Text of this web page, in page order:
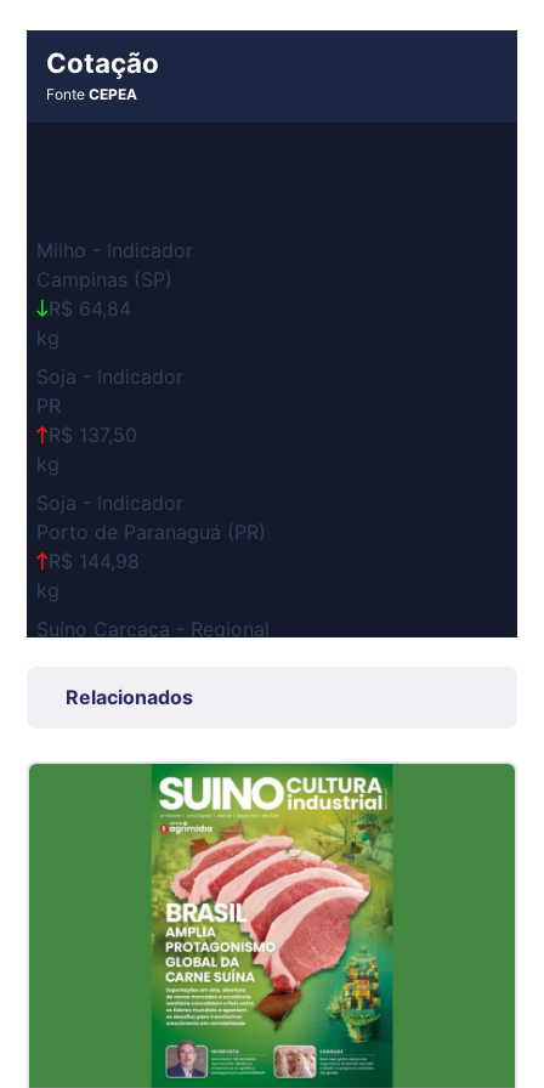
Cotação
FonteCEPEA
Milho - Indicador
Campinas (SP)
R$ 64,84
kg
Soja - Indicador
PR
R$ 137,50
kg
Soja - Indicador
Porto de Paranaguá (PR)
R$ 144,98
kg
Suíno Carcaça - Regional
R$ 7,53
Suíno - Estadual
Suíno - Estadual
Suíno - Estadual
Relacionados